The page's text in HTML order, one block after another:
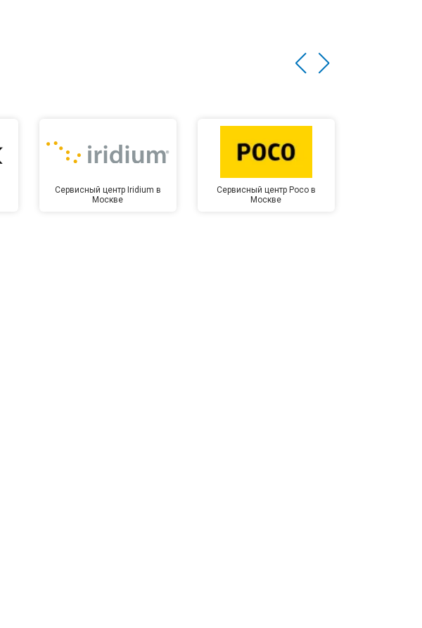
Сервисный центр Iridium в
Москве
Сервисный центр Poco в
Москве